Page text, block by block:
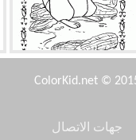
الراكون ميكو
ColorKid.net ©
جهات الاتصال